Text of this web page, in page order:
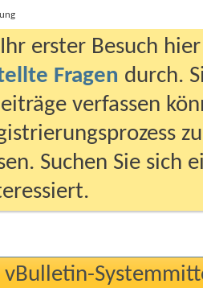
erster Besuch
Fragen durch.
verfassen
Suchen Sie sich
vBulletin-